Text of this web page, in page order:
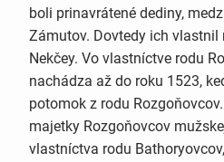
boli prinavrátené dediny,
Zámutov. Dovtedy ich
Nekčey. Vo vlastníctve rodu
nachádza až do roku 1523,
potomok z rodu
majetky Rozgoňovcov
vlastníctva rodu